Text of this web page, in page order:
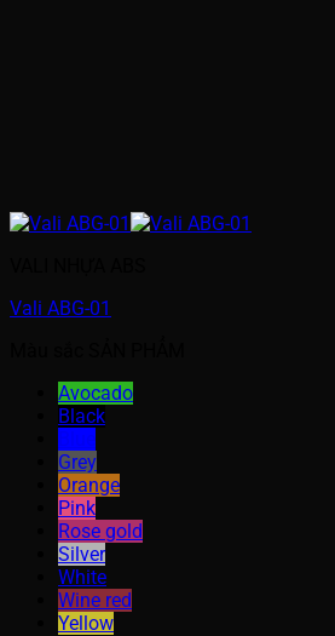
Vali ABG-01
Avocado
Black
Grey
Orange
Pink
Rose gold
Silver
White
Wine red
Yellow